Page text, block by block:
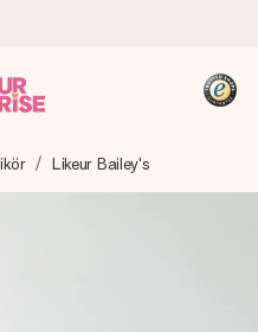
vor und schicken es
zum richtigen Zeitpunkt
Bewertungen)
Likeur Bailey's